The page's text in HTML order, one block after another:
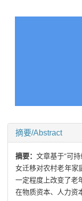
摘要/Abstract
摘要： 文章基于“可
女迁移对农村老年家
一定程度上改变了老
在物质资本、人力资